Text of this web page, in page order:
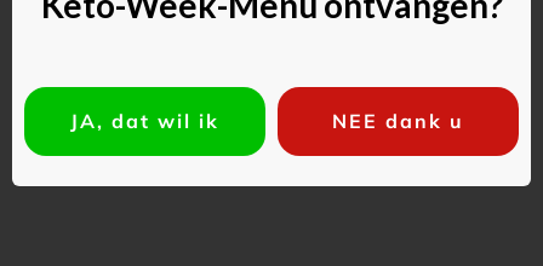
Commentaar toevoegen
JA, dat wil ik NEE dank u